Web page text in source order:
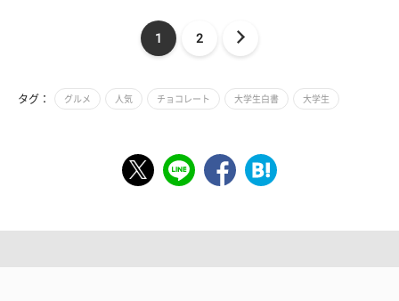
1 2
タグ： グルメ 人気 チョコレート 大学生白書 大学生